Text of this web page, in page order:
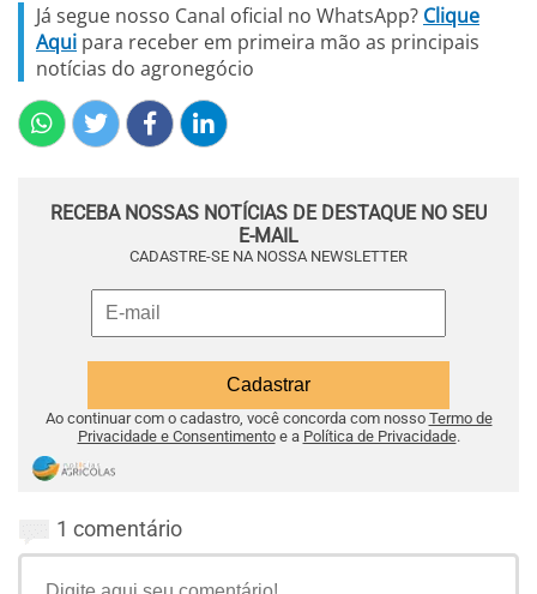
Já segue nosso Canal oficial no WhatsApp? Clique
Aqui para receber em primeira mão as principais
notícias do agronegócio
RECEBA NOSSAS NOTÍCIAS DE DESTAQUE NO SEU
E-MAIL
CADASTRE-SE NA NOSSA NEWSLETTER
Ao continuar com o cadastro, você concorda com nosso Termo de
Privacidade e Consentimentoe a Política de Privacidade.
1 comentário